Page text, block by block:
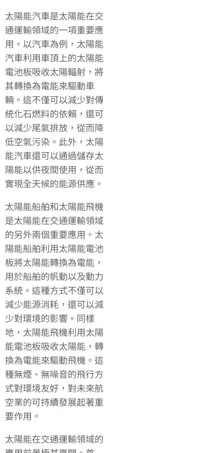
太陽能汽車是太陽能在交
通運輸領域的一項重要應
用。以汽車為例，太陽能
汽車利用車頂上的太陽能
電池板吸收太陽輻射，將
其轉換為電能來驅動車
輛。這不僅可以減少對傳
統化石燃料的依賴，還可
以減少尾氣排放，從而降
低空氣污染。此外，太陽
能汽車還可以通過儲存太
陽能以供夜間使用，從而
實現全天候的能源供應。
太陽能船舶和太陽能飛機
是太陽能在交通運輸領域
的另外兩個重要應用。太
陽能船舶利用太陽能電池
板將太陽能轉換為電能，
用於船舶的帆動以及動力
系統。這種方式不僅可以
減少能源消耗，還可以減
少對環境的影響。同樣
地，太陽能飛機利用太陽
能電池板吸收太陽能，轉
換為電能來驅動飛機。這
種無煙、無噪音的飛行方
式對環境友好，對未來航
空業的可持續發展起著重
要作用。
太陽能在交通運輸領域的